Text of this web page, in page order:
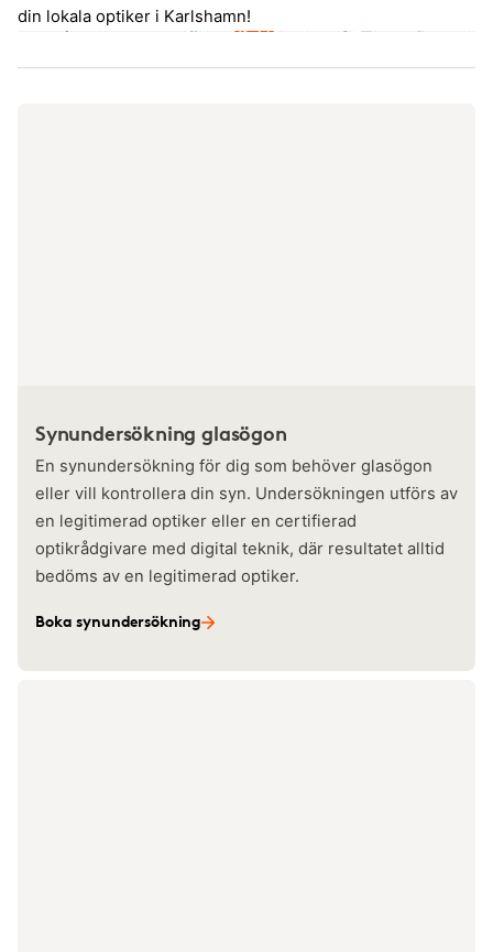
din lokala optiker i Karlshamn!
Synundersökning glasögon
En synundersökning för dig som behöver glasögon
eller vill kontrollera din syn. Undersökningen utförs av
en legitimerad optiker eller en certifierad
optikrådgivare med digital teknik, där resultatet alltid
bedöms av en legitimerad optiker.
Boka synundersökning